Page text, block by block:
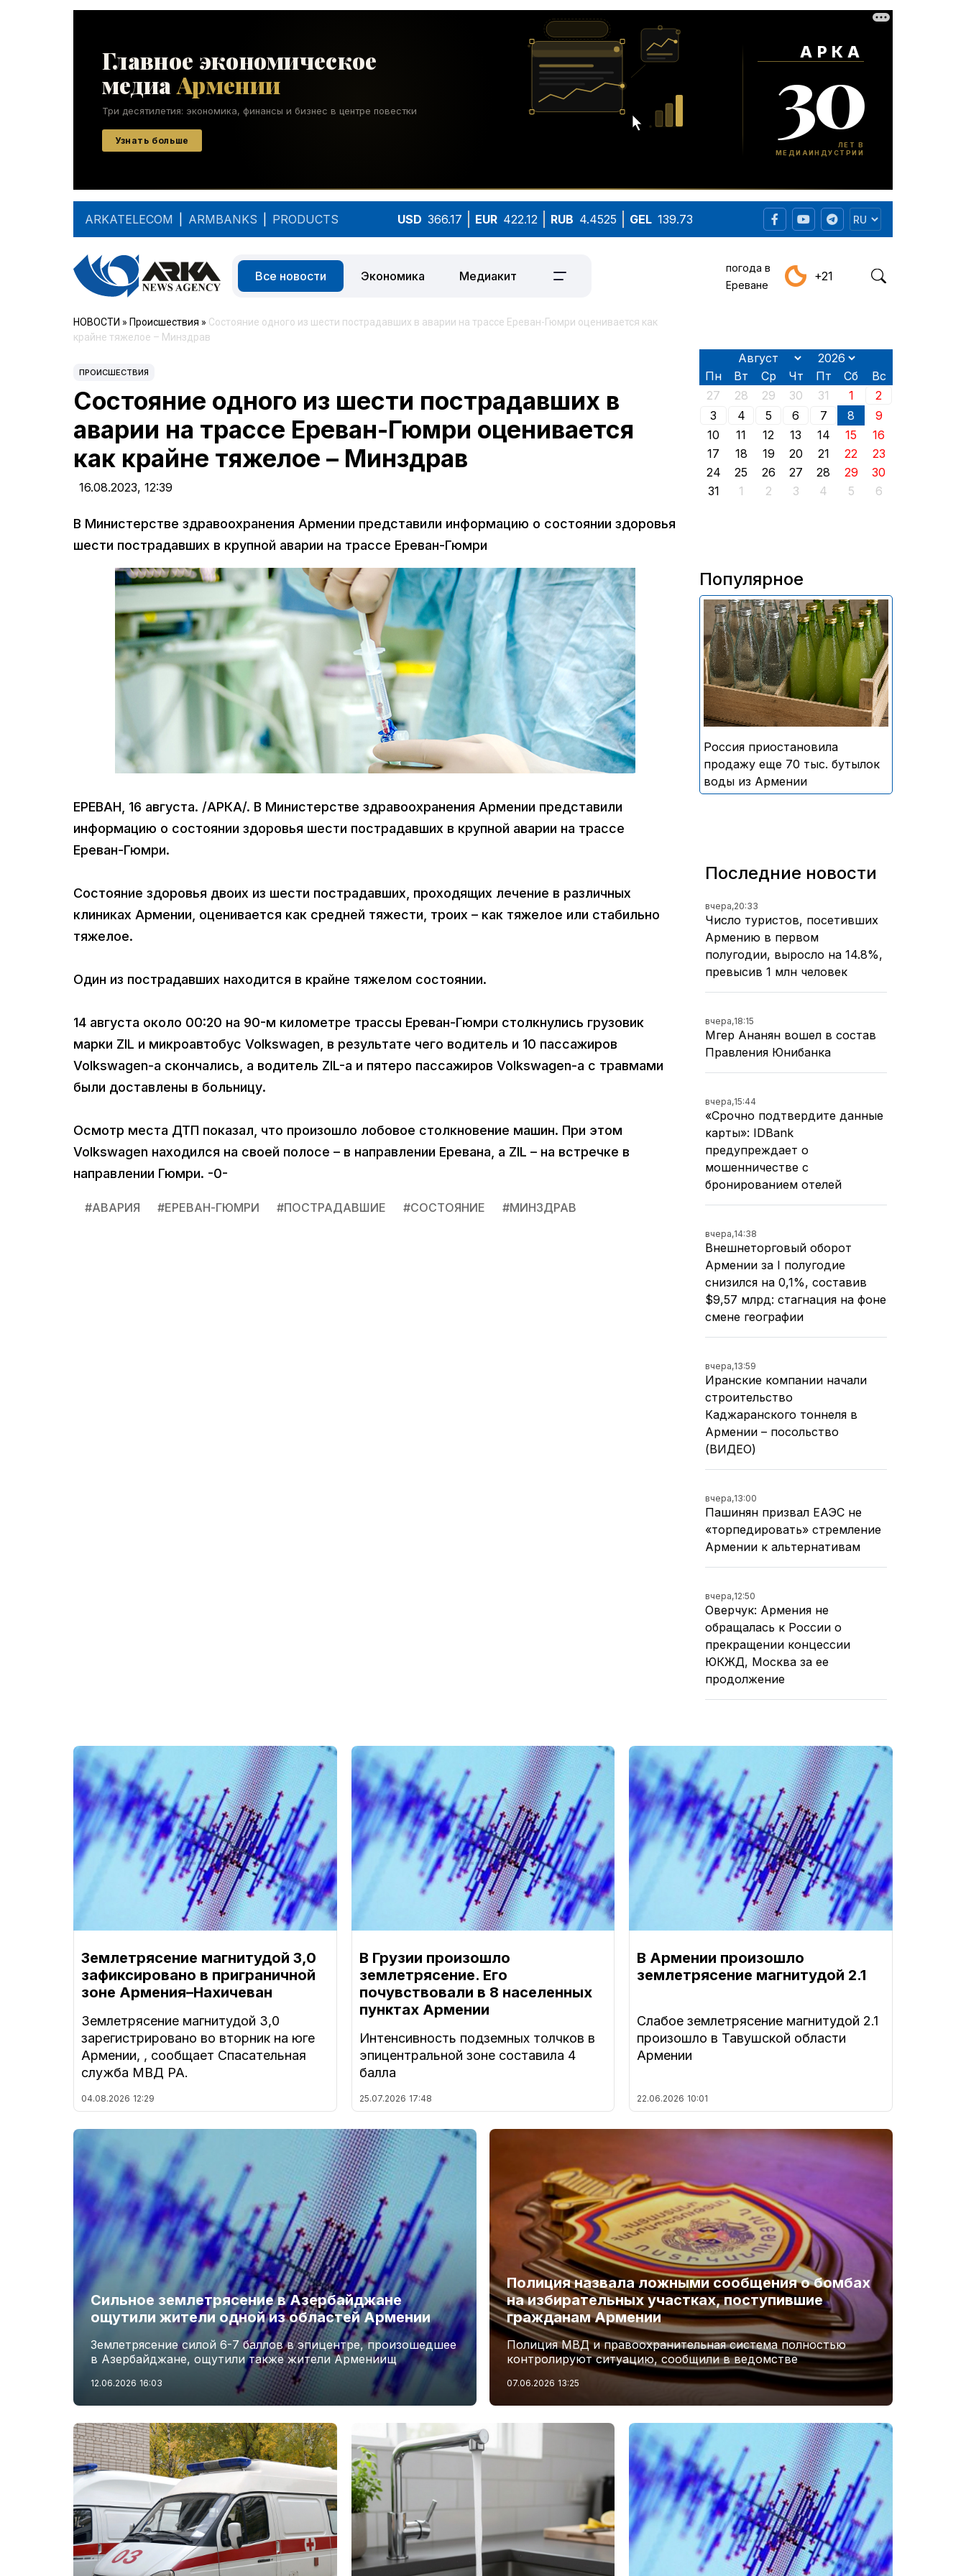
ARKATELECOM ARMBANKS PRODUCTS USD 366.17 EUR 422.12 RUB 4.4525 GEL 139.73
Все новости Экономика Медиакит
погода в
Ереване
+21
НОВОСТИ » Происшествия » Состояние одного из шести пострадавших в аварии на трассе Ереван-Гюмри оценивается как
крайне тяжелое – Минздрав
ПРОИСШЕСТВИЯ
Состояние одного из шести пострадавших в
аварии на трассе Ереван-Гюмри оценивается
как крайне тяжелое – Минздрав
16.08.2023, 12:39
В Министерстве здравоохранения Армении представили информацию о состоянии здоровья
шести пострадавших в крупной аварии на трассе Ереван-Гюмри
ЕРЕВАН, 16 августа. /АРКА/. В Министерстве здравоохранения Армении представили
информацию о состоянии здоровья шести пострадавших в крупной аварии на трассе
Ереван-Гюмри.
Состояние здоровья двоих из шести пострадавших, проходящих лечение в различных
клиниках Армении, оценивается как средней тяжести, троих – как тяжелое или стабильно
тяжелое.
Один из пострадавших находится в крайне тяжелом состоянии.
14 августа около 00:20 на 90-м километре трассы Ереван-Гюмри столкнулись грузовик
марки ZIL и микроавтобус Volkswagen, в результате чего водитель и 10 пассажиров
Volkswagen-а скончались, а водитель ZIL-а и пятеро пассажиров Volkswagen-а с травмами
были доставлены в больницу.
Осмотр места ДТП показал, что произошло лобовое столкновение машин. При этом
Volkswagen находился на своей полосе – в направлении Еревана, а ZIL – на встречке в
направлении Гюмри. -0-
#АВАРИЯ #ЕРЕВАН-ГЮМРИ #ПОСТРАДАВШИЕ #СОСТОЯНИЕ #МИНЗДРАВ
Пн Вт Ср Чт Пт Сб
Вс
27
28 29 30 31 1
2
3
4 5 6 7 8
9
10
11 12 13 14 15
16
17
18 19 20 21 22
23
24
25 26 27 28 29
30
31
1 2 3 4 5 6
Популярное
В России приостановили
продажу более 70 тыс.
бутылок питьевой воды и
безалкогольных напитков
армянского производства
Россия приостановила
продажу еще 70 тыс. бутылок
воды из Армении
Последние новости
вчера,20:33
Число туристов, посетивших
Армению в первом
полугодии, выросло на 14.8%,
превысив 1 млн человек
вчера,18:15
Мгер Ананян вошел в состав
Правления Юнибанка
вчера,15:44
«Срочно подтвердите данные
карты»: IDBank
предупреждает о
мошенничестве с
бронированием отелей
вчера,14:38
Внешнеторговый оборот
Армении за I полугодие
снизился на 0,1%, составив
$9,57 млрд: стагнация на фоне
смене географии
вчера,13:59
Иранские компании начали
строительство
Каджаранского тоннеля в
Армении – посольство
(ВИДЕО)
вчера,13:00
Пашинян призвал ЕАЭС не
«торпедировать» стремление
Армении к альтернативам
вчера,12:50
Оверчук: Армения не
обращалась к России о
прекращении концессии
ЮКЖД, Москва за ее
продолжение
Землетрясение магнитудой 3,0
зафиксировано в приграничной
зоне Армения–Нахичеван
Землетрясение магнитудой 3,0
зарегистрировано во вторник на юге
Армении, , сообщает Спасательная
служба МВД РА.
04.08.2026 12:29
В Грузии произошло
землетрясение. Его
почувствовали в 8 населенных
пунктах Армении
Интенсивность подземных толчков в
эпицентральной зоне составила 4
балла
25.07.2026 17:48
В Армении произошло
землетрясение магнитудой 2.1
Слабое землетрясение магнитудой 2.1
произошло в Тавушской области
Армении
22.06.2026 10:01
Сильное землетрясение в Азербайджане
ощутили жители одной из областей Армении
Землетрясение силой 6-7 баллов в эпицентре, произошедшее
в Азербайджане, ощутили также жители Армениищ
12.06.2026 16:03
Полиция назвала ложными сообщения о бомбах
на избирательных участках, поступившие
гражданам Армении
Полиция МВД и правоохранительная система полностью
контролируют ситуацию, сообщили в ведомстве
07.06.2026 13:25